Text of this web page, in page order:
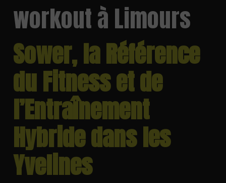
workout à Limours
Sower, la Référence
du Fitness et de
l’Entraînement
Hybride dans les
Yvelines